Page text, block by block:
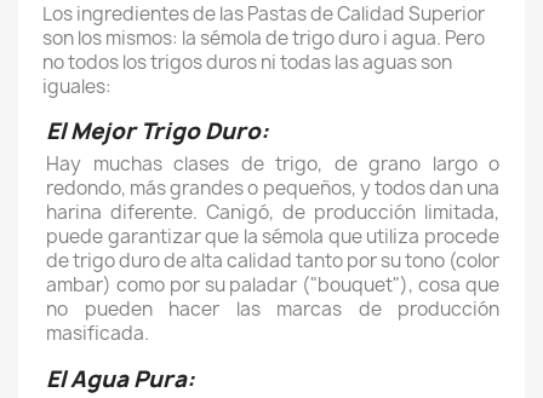
Los ingredientes de las Pastas de Calidad Superior
son los mismos: la sémola de trigo duro i agua. Pero
no todos los trigos duros ni todas las aguas son
iguales:
El Mejor Trigo Duro:
Hay muchas clases de trigo, de grano largo o
redondo, más grandes o pequeños, y todos dan una
harina diferente. Canigó, de producción limitada,
puede garantizar que la sémola que utiliza procede
de trigo duro de alta calidad tanto por su tono (color
ambar) como por su paladar ("bouquet"), cosa que
no pueden hacer las marcas de producción
masificada.
El Agua Pura: